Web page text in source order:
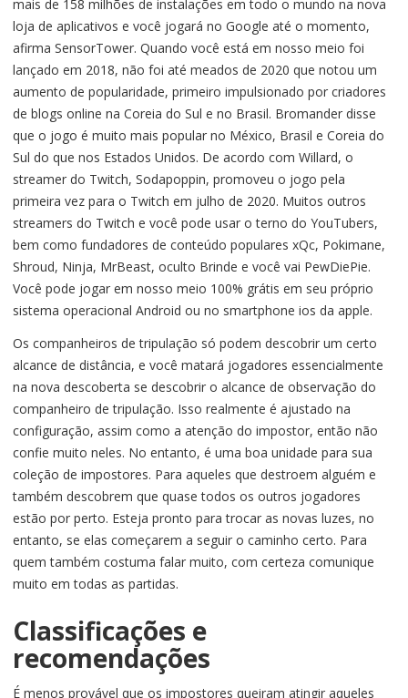
mais de 158 milhões de instalações em todo o mundo na nova
loja de aplicativos e você jogará no Google até o momento,
afirma SensorTower. Quando você está em nosso meio foi
lançado em 2018, não foi até meados de 2020 que notou um
aumento de popularidade, primeiro impulsionado por criadores
de blogs online na Coreia do Sul e no Brasil. Bromander disse
que o jogo é muito mais popular no México, Brasil e Coreia do
Sul do que nos Estados Unidos. De acordo com Willard, o
streamer do Twitch, Sodapoppin, promoveu o jogo pela
primeira vez para o Twitch em julho de 2020. Muitos outros
streamers do Twitch e você pode usar o terno do YouTubers,
bem como fundadores de conteúdo populares xQc, Pokimane,
Shroud, Ninja, MrBeast, oculto Brinde e você vai PewDiePie.
Você pode jogar em nosso meio 100% grátis em seu próprio
sistema operacional Android ou no smartphone ios da apple.
Os companheiros de tripulação só podem descobrir um certo
alcance de distância, e você matará jogadores essencialmente
na nova descoberta se descobrir o alcance de observação do
companheiro de tripulação. Isso realmente é ajustado na
configuração, assim como a atenção do impostor, então não
confie muito neles. No entanto, é uma boa unidade para sua
coleção de impostores. Para aqueles que destroem alguém e
também descobrem que quase todos os outros jogadores
estão por perto. Esteja pronto para trocar as novas luzes, no
entanto, se elas começarem a seguir o caminho certo. Para
quem também costuma falar muito, com certeza comunique
muito em todas as partidas.
Classificações e
recomendações
É menos provável que os impostores queiram atingir aqueles